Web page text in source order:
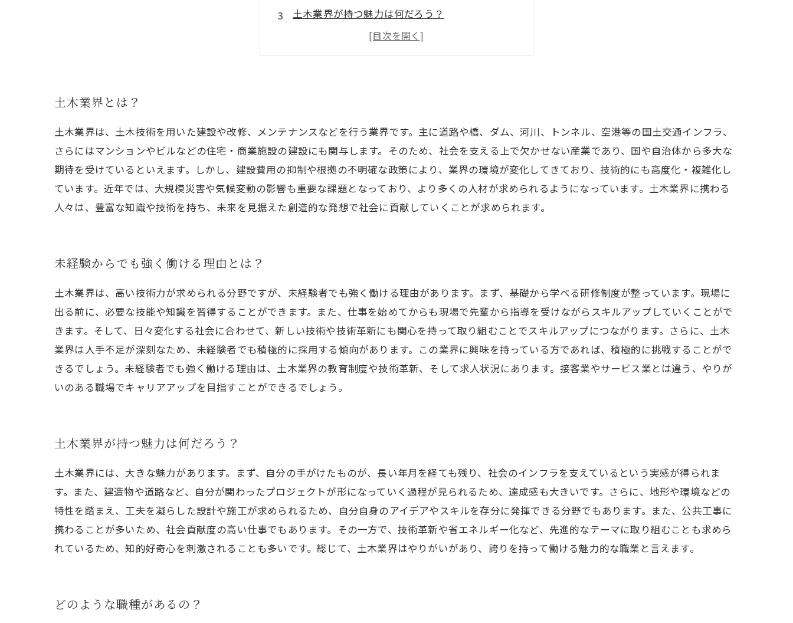
土木業界が持つ魅力は何だろう？
どのような職種があるの？
未来性の高い土木業界、その展望とは？
土木業界とは？
土木業界は、土木技術を用いた建設や改修、メンテナンスなどを行う業界です。主に道路や橋、ダム、河川、トンネル、空港等の国土交通インフラ、
さらにはマンションやビルなどの住宅・商業施設の建設にも関与します。そのため、社会を支える上で欠かせない産業であり、国や自治体から多大な
期待を受けているといえます。しかし、建設費用の抑制や根拠の不明確な政策により、業界の環境が変化してきており、技術的にも高度化・複雑化し
ています。近年では、大規模災害や気候変動の影響も重要な課題となっており、より多くの人材が求められるようになっています。土木業界に携わる
人々は、豊富な知識や技術を持ち、未来を見据えた創造的な発想で社会に貢献していくことが求められます。
未経験からでも強く働ける理由とは？
土木業界は、高い技術力が求められる分野ですが、未経験者でも強く働ける理由があります。まず、基礎から学べる研修制度が整っています。現場に
出る前に、必要な技能や知識を習得することができます。また、仕事を始めてからも現場で先輩から指導を受けながらスキルアップしていくことがで
きます。そして、日々変化する社会に合わせて、新しい技術や技術革新にも関心を持って取り組むことでスキルアップにつながります。さらに、土木
業界は人手不足が深刻なため、未経験者でも積極的に採用する傾向があります。この業界に興味を持っている方であれば、積極的に挑戦することがで
きるでしょう。未経験者でも強く働ける理由は、土木業界の教育制度や技術革新、そして求人状況にあります。接客業やサービス業とは違う、やりが
いのある職場でキャリアアップを目指すことができるでしょう。
土木業界が持つ魅力は何だろう？
土木業界には、大きな魅力があります。まず、自分の手がけたものが、長い年月を経ても残り、社会のインフラを支えているという実感が得られま
す。また、建造物や道路など、自分が関わったプロジェクトが形になっていく過程が見られるため、達成感も大きいです。さらに、地形や環境などの
特性を踏まえ、工夫を凝らした設計や施工が求められるため、自分自身のアイデアやスキルを存分に発揮できる分野でもあります。また、公共工事に
携わることが多いため、社会貢献度の高い仕事でもあります。その一方で、技術革新や省エネルギー化など、先進的なテーマに取り組むことも求めら
れているため、知的好奇心を刺激されることも多いです。総じて、土木業界はやりがいがあり、誇りを持って働ける魅力的な職業と言えます。
どのような職種があるの？